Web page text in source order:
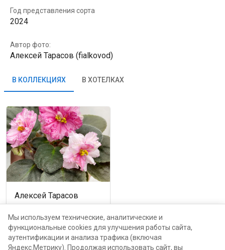
Год представления сорта
2024
Автор фото:
Алексей Тарасов (fialkovod)
В КОЛЛЕКЦИЯХ В ХОТЕЛКАХ
Алексей Тарасов
Москва, проспект Мира,
116Б
каталог
Мы используем технические, аналитические и
функциональные cookies для улучшения работы сайта,
аутентификации и анализа трафика (включая
Яндекс.Метрику). Продолжая использовать сайт, вы